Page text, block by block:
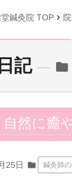
鍼灸院 TOP chevron_right
記 folder
自然に癒
25日 folder 鍼灸師の